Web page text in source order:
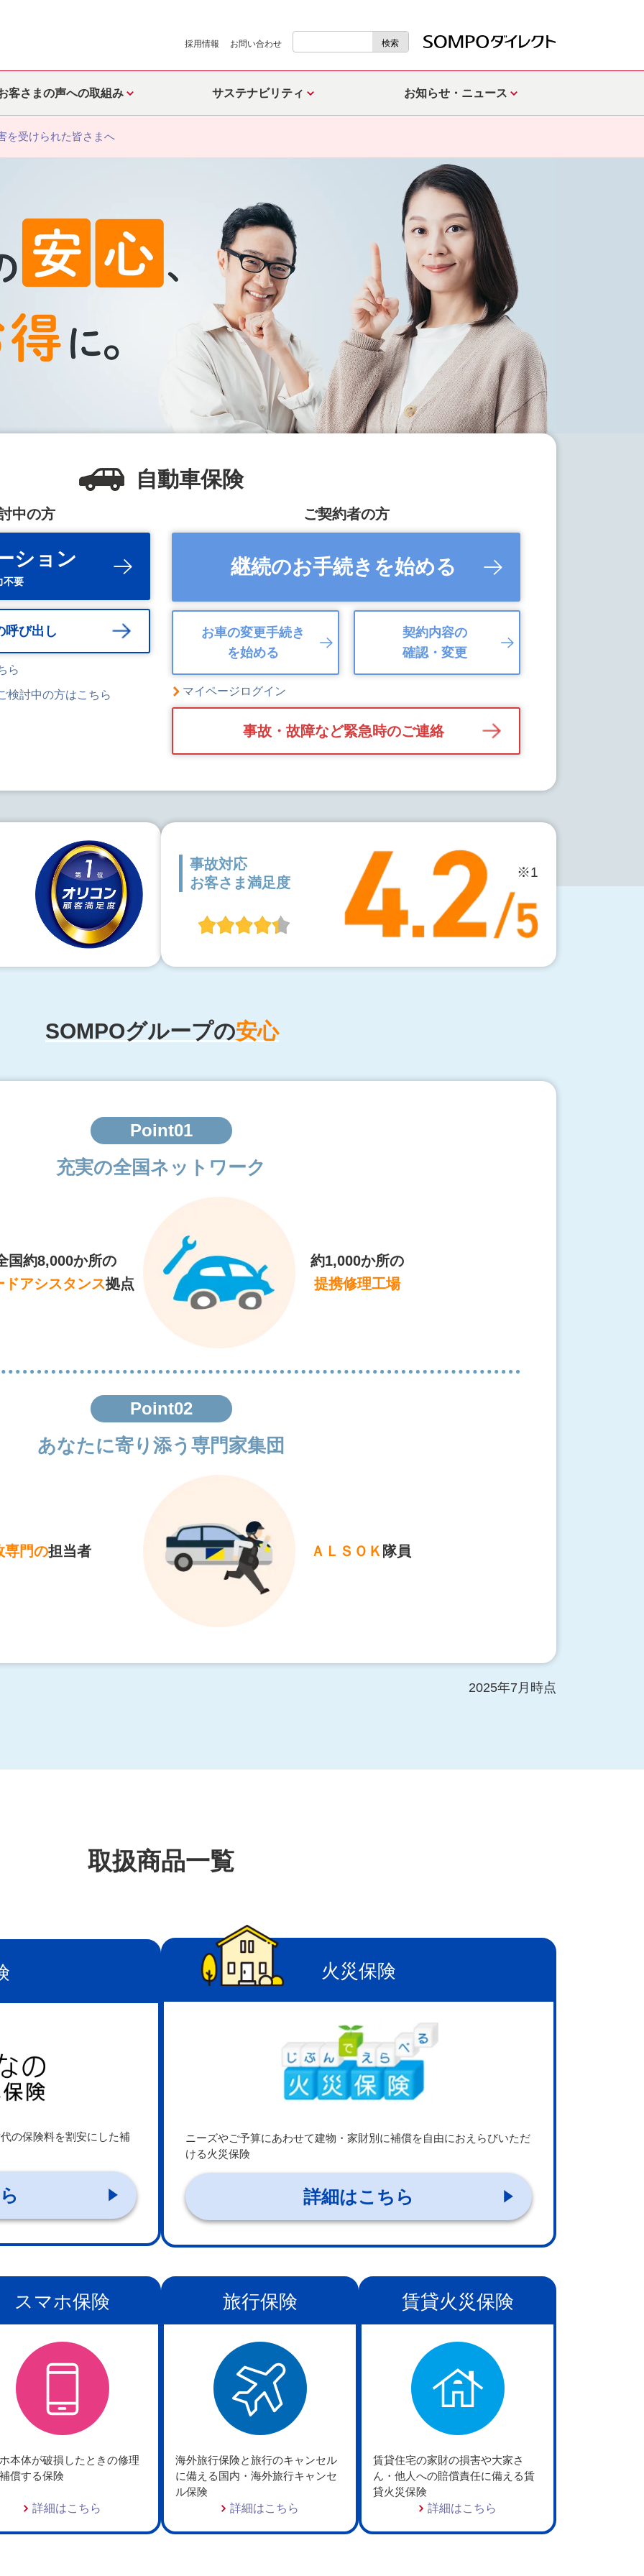
客さまの声への取組み サステナビリティ お知らせ・ニュース
検索
採用情報 お問い合わせ
を受けられた皆さまへ
自動車保険
中の方
ション
不要
呼び出し
ら
検討中の方はこちら
ご契約者の方
継続のお手続きを始める
お車の変更手続き
を始める
契約内容の
確認・変更
マイページログイン
事故・故障など緊急時のご連絡
事故対応
お客さま満足度
※1
SOMPOグループの安心
Point01
充実の全国ネットワーク
国約8,000か所の
ドアシスタンス拠点
約1,000か所の
提携修理工場
Point02
あなたに寄り添う専門家集団
専門の担当者 ＡＬＳＯＫ 隊員
2025年7月時点
取扱商品一覧
の保険料を割安にした補
火災保険
ニーズやご予算にあわせて建物・家財別に補償を自由におえらびいただ
ける火災保険
詳細はこちら
スマホ保険
本体が破損したときの修理
償する保険
詳細はこちら
旅行保険
海外旅行保険と旅行のキャンセル
に備える国内・海外旅行キャンセ
ル保険
詳細はこちら
賃貸火災保険
賃貸住宅の家財の損害や大家さ
ん・他人への賠償責任に備える賃
貸火災保険
詳細はこちら